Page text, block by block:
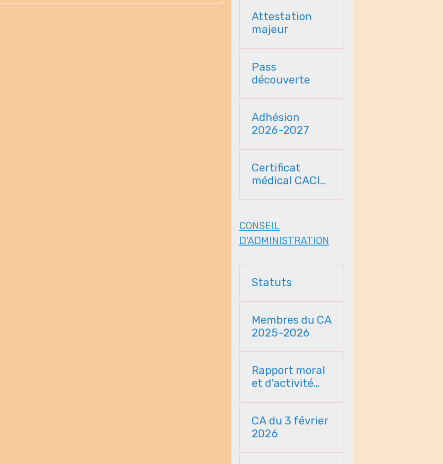
Attestation
majeur
Pass
découverte
Adhésion
2026-2027
Certificat
médical CACI
CONSEIL
D'ADMINISTRATION
Statuts
Membres du CA
2025-2026
Rapport moral
et d'activité
CA du 3 février
2026